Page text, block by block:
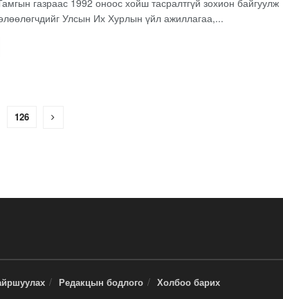
газраас 1992 оноос хойш тасралтгүй зохион байгуулж
Улсын Их Хурлын үйл ажиллагаа,...
126
Редакцын бодлого Холбоо барих